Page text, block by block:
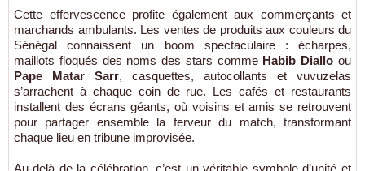
Cette effervescence profite également aux commerçants et
marchands ambulants. Les ventes de produits aux couleurs du
Sénégal connaissent un boom spectaculaire : écharpes,
maillots floqués des noms des stars comme Habib Diallo ou
Pape Matar Sarr, casquettes, autocollants et vuvuzelas
s’arrachent à chaque coin de rue. Les cafés et restaurants
installent des écrans géants, où voisins et amis se retrouvent
pour partager ensemble la ferveur du match, transformant
chaque lieu en tribune improvisée.
Au-delà de la célébration, c’est un véritable symbole d’unité et